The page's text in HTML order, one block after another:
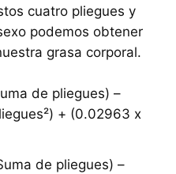
cuatro pliegues y
podemos obtener
grasa corporal.
de pliegues) –
+ (0.02963 x
de pliegues) –